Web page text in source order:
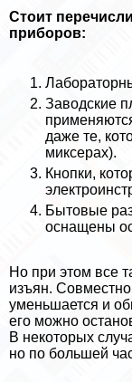
Стоит
приборов:
Заводские
даже те,
миксерах).
Кнопки,
Бытовые
оснащены
Но при этом все
изъян.
уменьшается и
его можно
В некоторых
но по большей